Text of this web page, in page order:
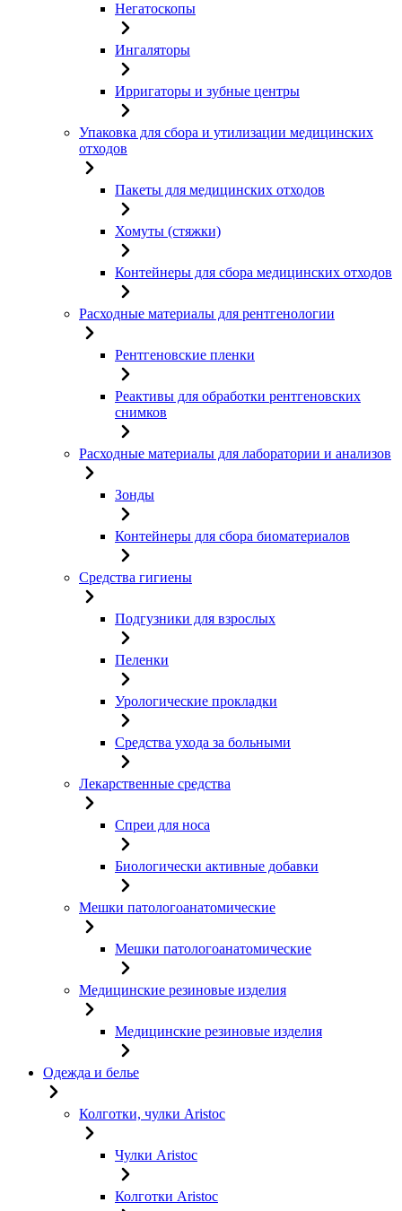
Негатоскопы
Ингаляторы
Ирригаторы и зубные центры
Упаковка для сбора и утилизации медицинских
отходов
Пакеты для медицинских отходов
Хомуты (стяжки)
Контейнеры для сбора медицинских отходов
Расходные материалы для рентгенологии
Рентгеновские пленки
Реактивы для обработки рентгеновских
снимков
Расходные материалы для лаборатории и анализов
Зонды
Контейнеры для сбора биоматериалов
Средства гигиены
Подгузники для взрослых
Пеленки
Урологические прокладки
Средства ухода за больными
Лекарственные средства
Спреи для носа
Биологически активные добавки
Мешки патологоанатомические
Мешки патологоанатомические
Медицинские резиновые изделия
Медицинские резиновые изделия
Одежда и белье
Колготки, чулки Aristoc
Чулки Aristoc
Колготки Aristoc